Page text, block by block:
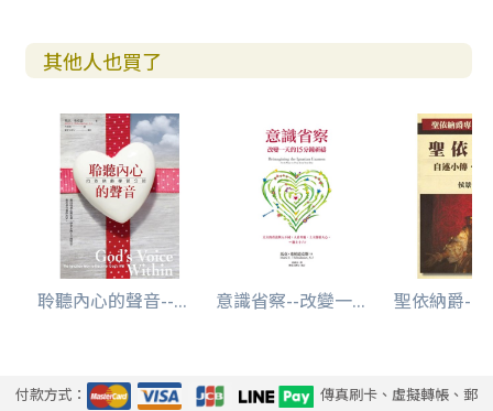
其他人也買了
聆聽內心的聲音--... 意識省察--改變一... 聖依納爵--
付款方式：
傳真刷卡、虛擬轉帳、郵